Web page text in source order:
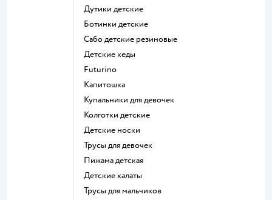
Дутики детские
Ботинки детские
Сабо детские резиновые
Детские кеды
Futurino
Капитошка
Купальники для девочек
Колготки детские
Детские носки
Трусы для девочек
Пижама детская
Детские халаты
Трусы для мальчиков